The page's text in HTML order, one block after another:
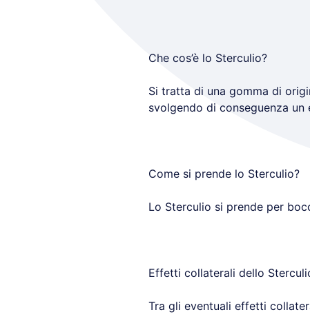
Che cos’è lo Sterculio?
Si tratta di una gomma di
svolgendo di conseguenza
Come si prende lo Sterculio?
Lo Sterculio si prende per
Effetti collaterali dello
Tra gli eventuali effetti